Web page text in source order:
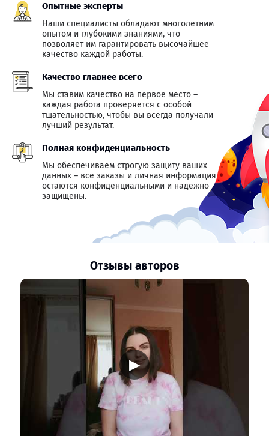
Опытные эксперты
Наши специалисты обладают многолетним
опытом и глубокими знаниями, что
позволяет им гарантировать высочайшее
качество каждой работы.
Качество главнее всего
Мы ставим качество на первое место –
каждая работа проверяется с особой
тщательностью, чтобы вы всегда получали
лучший результат.
Полная конфиденциальность
Мы обеспечиваем строгую защиту ваших
данных – все заказы и личная информация
остаются конфиденциальными и надежно
защищены.
Отзывы авторов
▶